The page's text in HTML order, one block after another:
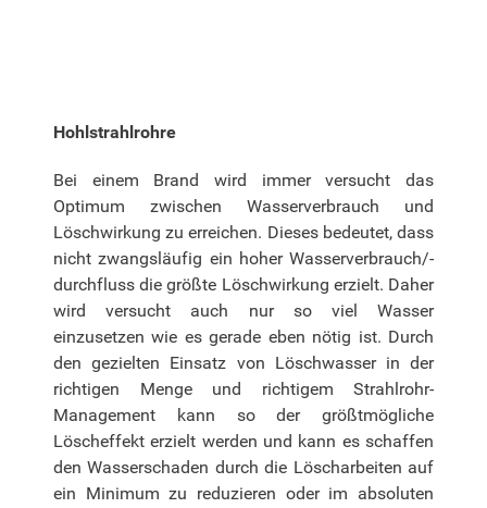
Hohlstrahlrohre
Bei einem Brand wird immer versucht das
Optimum zwischen Wasserverbrauch und
Löschwirkung zu erreichen. Dieses bedeutet, dass
nicht zwangsläufig ein hoher Wasserverbrauch/-
durchfluss die größte Löschwirkung erzielt. Daher
wird versucht auch nur so viel Wasser
einzusetzen wie es gerade eben nötig ist. Durch
den gezielten Einsatz von Löschwasser in der
richtigen Menge und richtigem Strahlrohr-
Management kann so der größtmögliche
Löscheffekt erzielt werden und kann es schaffen
den Wasserschaden durch die Löscharbeiten auf
ein Minimum zu reduzieren oder im absoluten